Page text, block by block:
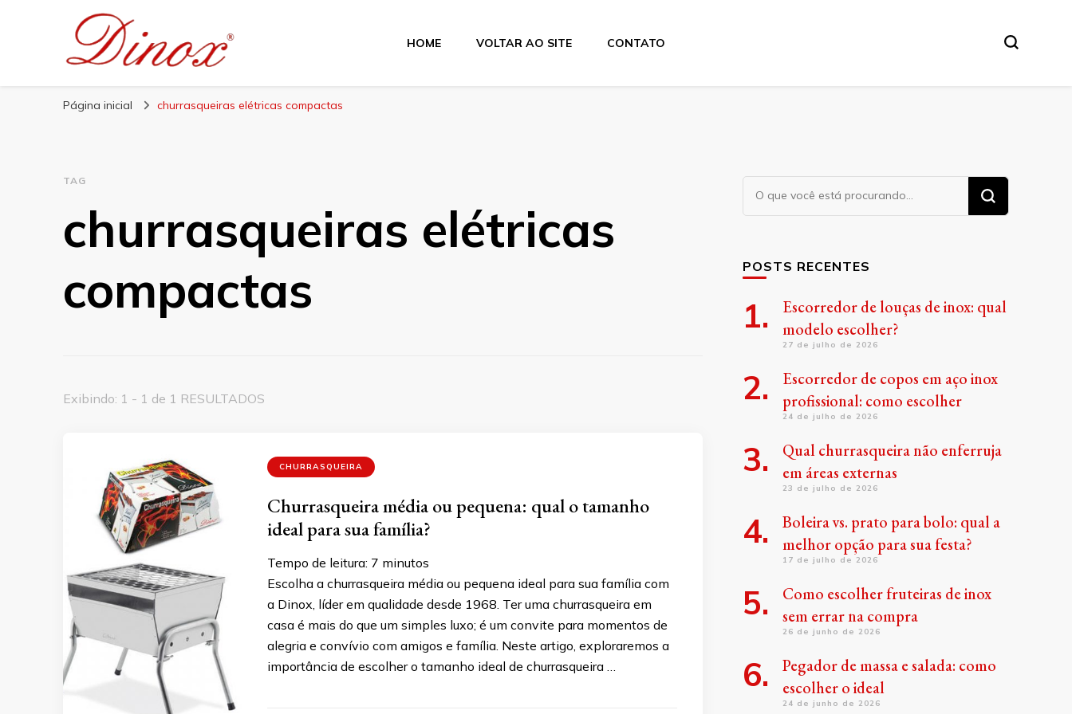
Blog Dinox
HOME VOLTAR AO SITE CONTATO
Página inicial churrasqueiras elétricas compactas
TAG
churrasqueiras elétricas
compactas
Exibindo: 1 - 1 de 1 RESULTADOS
CHURRASQUEIRA
Churrasqueira média ou pequena: qual o tamanho
ideal para sua família?
Tempo de leitura: 7 minutos
Escolha a churrasqueira média ou pequena ideal para sua família com
a Dinox, líder em qualidade desde 1968. Ter uma churrasqueira em
casa é mais do que um simples luxo; é um convite para momentos de
alegria e convívio com amigos e família. Neste artigo, exploraremos a
importância de escolher o tamanho ideal de churrasqueira …
Procurando
algo?
POSTS RECENTES
Escorredor de louças de inox: qual
modelo escolher?
27 de julho de 2026
Escorredor de copos em aço inox
profissional: como escolher
24 de julho de 2026
Qual churrasqueira não enferruja
em áreas externas
23 de julho de 2026
Boleira vs. prato para bolo: qual a
melhor opção para sua festa?
17 de julho de 2026
Como escolher fruteiras de inox
sem errar na compra
26 de junho de 2026
Pegador de massa e salada: como
escolher o ideal
24 de junho de 2026